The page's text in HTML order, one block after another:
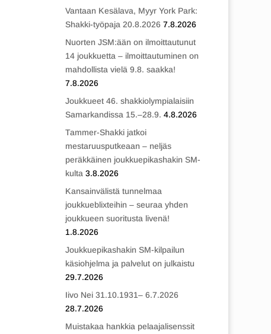
Vantaan Kesälava, Myyr York Park:
Shakki-työpaja 20.8.2026 7.8.2026
Nuorten JSM:ään on ilmoittautunut
14 joukkuetta – ilmoittautuminen on
mahdollista vielä 9.8. saakka!
7.8.2026
Joukkueet 46. shakkiolympialaisiin
Samarkandissa 15.–28.9. 4.8.2026
Tammer-Shakki jatkoi
mestaruusputkeaan – neljäs
peräkkäinen joukkuepikashakin SM-
kulta 3.8.2026
Kansainvälistä tunnelmaa
joukkueblixteihin – seuraa yhden
joukkueen suoritusta livenä!
1.8.2026
Joukkuepikashakin SM-kilpailun
käsiohjelma ja palvelut on julkaistu
29.7.2026
Iivo Nei 31.10.1931– 6.7.2026
28.7.2026
Muistakaa hankkia pelaajalisenssit